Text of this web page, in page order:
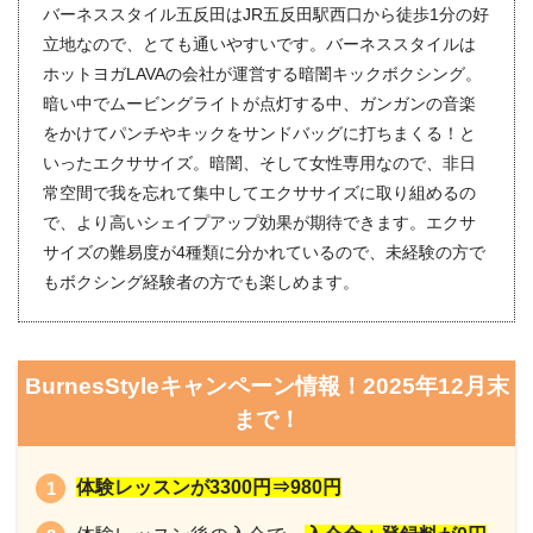
バーネススタイル五反田はJR五反田駅西口から徒歩1分の好
立地なので、とても通いやすいです。バーネススタイルは
ホットヨガLAVAの会社が運営する暗闇キックボクシング。
暗い中でムービングライトが点灯する中、ガンガンの音楽
をかけてパンチやキックをサンドバッグに打ちまくる！と
いったエクササイズ。暗闇、そして女性専用なので、非日
常空間で我を忘れて集中してエクササイズに取り組めるの
で、より高いシェイプアップ効果が期待できます。エクサ
サイズの難易度が4種類に分かれているので、未経験の方で
もボクシング経験者の方でも楽しめます。
BurnesStyleキャンペーン情報！2025年12月末
まで！
体験レッスンが3300円⇒980円